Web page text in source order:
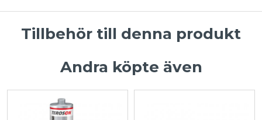
Tillbehör till denna produkt
Andra köpte även